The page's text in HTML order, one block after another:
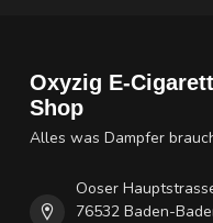
Oxyzig E-
Shop
Alles was Dampfer
Ooser
76532 Baden-